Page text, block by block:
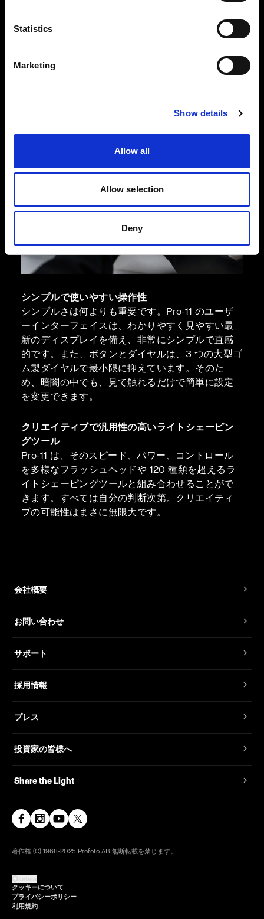
Statistics
Marketing
Show details
Allow all
Allow selection
Deny
す。エンジニアリングとモノ造りに対して真摯に
取り組んだ結果、極めて優れた耐久性が実現し、
します。
シンプルで使いやすい操作性
シンプルさは何よりも重要です。Pro-11 のユーザ
ーインターフェイスは、わかりやすく見やすい最
新のディスプレイを備え、非常にシンプルで直感
的です。また、ボタンとダイヤルは、3 つの大型ゴ
ム製ダイヤルで最小限に抑えています。そのた
め、暗闇の中でも、見て触れるだけで簡単に設定
を変更できます。
クリエイティブで汎用性の高いライトシェーピン
グツール
Pro-11 は、そのスピード、パワー、コントロール
を多様なフラッシュヘッドや 120 種類を超えるラ
イトシェーピングツールと組み合わせることがで
きます。すべては自分の判断次第。クリエイティ
ブの可能性はまさに無限大です。
会社概要
お問い合わせ
サポート
採用情報
プレス
投資家の皆様へ
Share the Light
著作権 (C) 1968-2025 Profoto AB.無断転載を禁じます。
クッキーについて
プライバシーポリシー
利用規約